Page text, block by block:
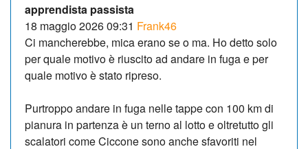
apprendista passista
18 maggio 2026 09:31 Frank46
Ci mancherebbe, mica erano se o ma. Ho detto solo
per quale motivo è riuscito ad andare in fuga e per
quale motivo è stato ripreso.
Purtroppo andare in fuga nelle tappe con 100 km di
pianura in partenza è un terno al lotto e oltretutto gli
scalatori come Ciccone sono anche sfavoriti nel